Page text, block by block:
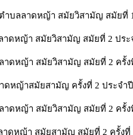
ำบลลาดหญ้า สมัยวิสามัญ สมัยที่
าดหญ้า สมัยวิสามัญ สมัยที่ 2 ประ
าดหญ้า สมัยวิสามัญ สมัยที่ 2 ครั้ง
ดหญ้าสมัยสามัญ ครั้งที่ 2 ประจำปี
าดหญ้า สมัยวิสามัญ สมัยที่ 2 ครั้ง
ดหญ้า สมัยสามัญ สมัยที่ 2 ครั้งที่